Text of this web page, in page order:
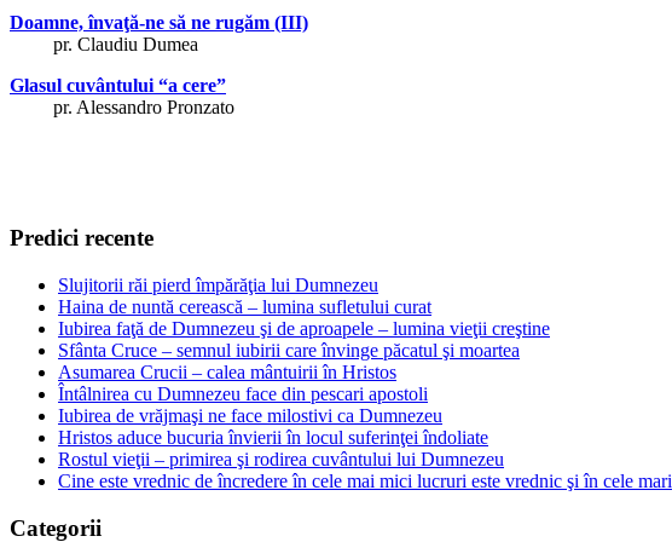
Doamne, învaţă-ne să ne rugăm (III)
pr. Claudiu Dumea
Glasul cuvântului “a cere”
pr. Alessandro Pronzato
Predici recente
Slujitorii răi pierd împărăţia lui Dumnezeu
Haina de nuntă cerească – lumina sufletului curat
Iubirea faţă de Dumnezeu şi de aproapele – lumina vieţii creştine
Sfânta Cruce – semnul iubirii care învinge păcatul şi moartea
Asumarea Crucii – calea mântuirii în Hristos
Întâlnirea cu Dumnezeu face din pescari apostoli
Iubirea de vrăjmaşi ne face milostivi ca Dumnezeu
Hristos aduce bucuria învierii în locul suferinţei îndoliate
Rostul vieţii – primirea şi rodirea cuvântului lui Dumnezeu
Cine este vrednic de încredere în cele mai mici lucruri este vrednic şi în cele mari
Categorii